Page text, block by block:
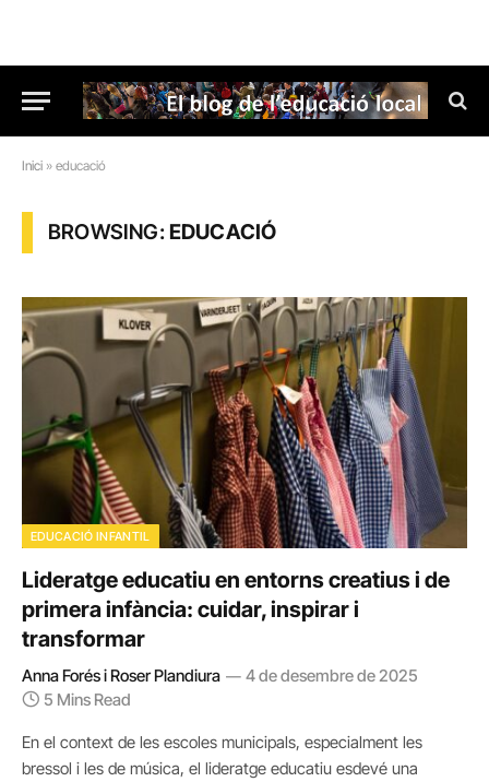
Inici » educació
BROWSING:EDUCACIÓ
EDUCACIÓ INFANTIL
Lideratge educatiu en entorns creatius i de
primera infància: cuidar, inspirar i
transformar
Anna Forés i Roser Plandiura
4 de desembre de 2025
5 Mins Read
En el context de les escoles municipals, especialment les
bressol i les de música, el lideratge educatiu esdevé una